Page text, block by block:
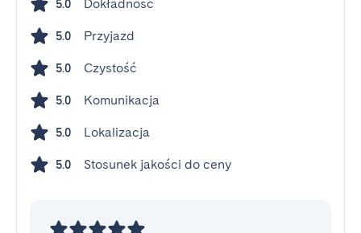
5.0 Dokładność
5.0 Przyjazd
5.0 Czystość
5.0 Komunikacja
5.0 Lokalizacja
5.0 Stosunek jakości do ceny